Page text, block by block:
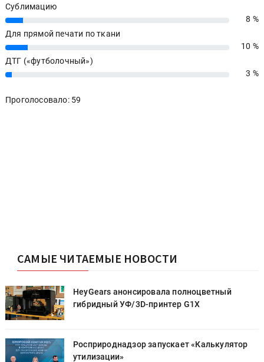
Сублимацию
8%
8 %
Для прямой печати по ткани
10%
10 %
ДТГ («футболочный»)
3% 3 %
Проголосовало: 59
САМЫЕ ЧИТАЕМЫЕ НОВОСТИ
HeyGears анонсировала полноцветный
гибридный УФ/3D-принтер G1X
Росприроднадзор запускает «Калькулятор
утилизации»